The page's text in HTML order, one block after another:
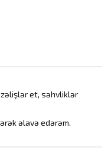
et, səhvliklər
əlavə edərəm.